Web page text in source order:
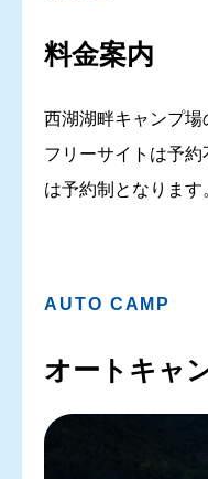
料金案内
西湖湖畔キャンプ場
フリーサイトは予
は予約制となります
AUTO CAMP
オートキャ